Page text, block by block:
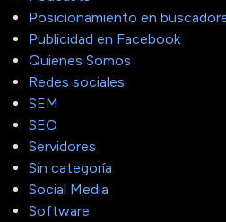
Posicionamiento en
Publicidad en Facebook
Quienes Somos
Redes sociales
SEM
SEO
Servidores
Sin categoría
Social Media
Software